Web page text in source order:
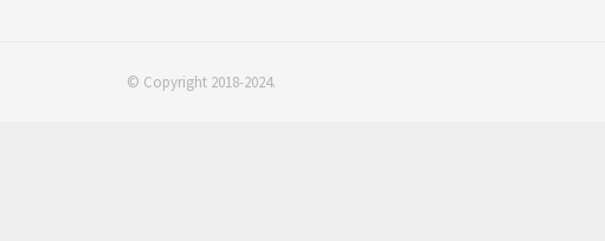
© Copyright 2018-2024.